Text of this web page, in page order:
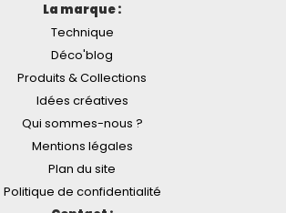
La marque :
Technique
Déco'blog
Produits & Collections
Idées créatives
Qui sommes-nous ?
Mentions légales
Plan du site
Politique de confidentialité